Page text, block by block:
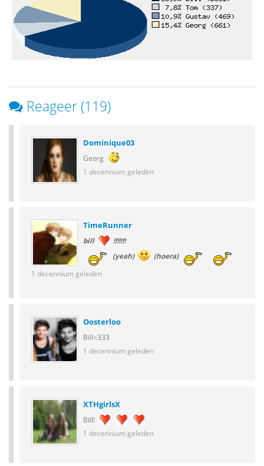
Reageer (119)
Dominique03
Georg
1 decennium geleden
TimeRunner
bill
!!!!!!!
(yeah)
(hoera)
1 decennium geleden
Oosterloo
Bill<333
1 decennium geleden
XTHgirlsX
Bill!
1 decennium geleden